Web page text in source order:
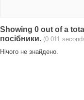
Showing 0 out of a
посібники. (0.011
Нічого не знайдено.